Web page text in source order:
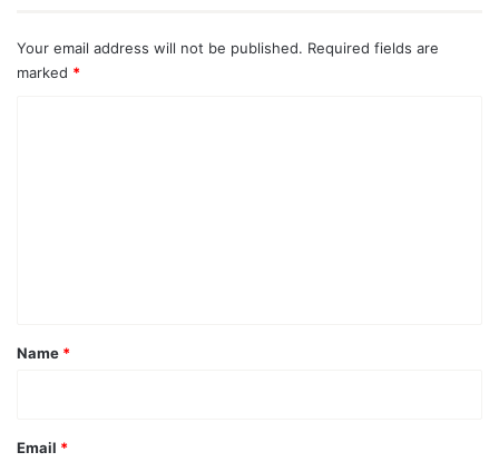
Your email address will not be published. Required fields are
marked *
*
Name *
Email *